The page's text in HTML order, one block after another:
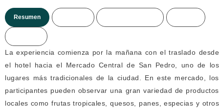
Resumen
La experiencia comienza por la mañana con el traslado desde
el hotel hacia el Mercado Central de San Pedro , uno de los
lugares más tradicionales de la ciudad. En este mercado, los
participantes pueden observar una gran variedad de productos
locales como frutas tropicales, quesos, panes, especias y otros